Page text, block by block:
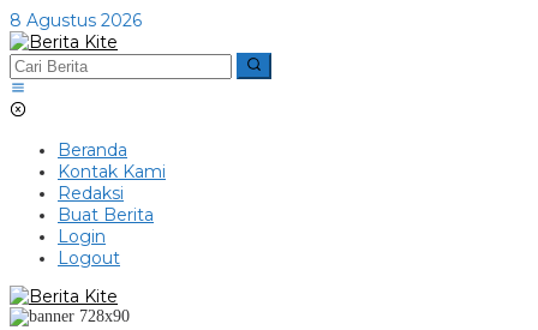
Lewati
ke
konten
8 Agustus 2026
Beranda
Kontak Kami
Redaksi
Buat Berita
Login
Logout